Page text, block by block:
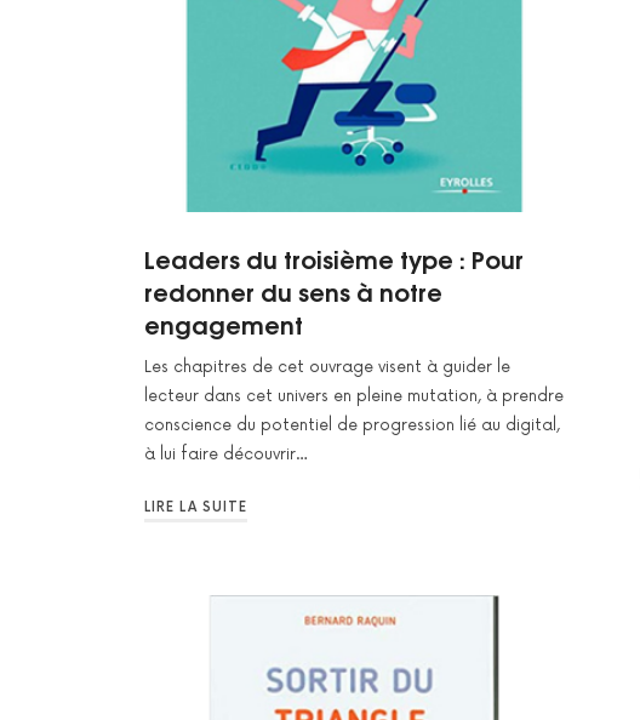
Leaders du troisième type : Pour
redonner du sens à notre
engagement
Les chapitres de cet ouvrage visent à guider le
lecteur dans cet univers en pleine mutation, à prendre
conscience du potentiel de progression lié au digital,
à lui faire découvrir…
LIRE LA SUITE